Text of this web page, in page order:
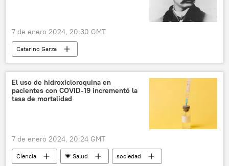
7 de enero 2024, 20:30 GMT
Catarino Garza
Catarino Erasmo Garza Rodríguez
México
Panamá
Andrés Manuel López Obrador
sociedad
Porfirio Díaz
Cuba
Rangers de Texas
Tamaulipas
Cien años de soledad
🎭 Arte y cultura
El uso de hidroxicloroquina en
pacientes con COVID-19 incrementó la
tasa de mortalidad
7 de enero 2024, 20:24 GMT
Ciencia 💗 Salud
sociedad